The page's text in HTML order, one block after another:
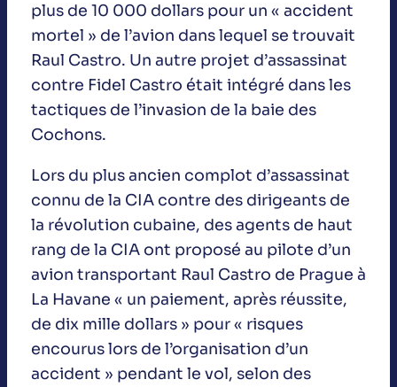
plus de 10 000 dollars pour un « accident
mortel » de l’avion dans lequel se trouvait
Raul Castro. Un autre projet d’assassinat
contre Fidel Castro était intégré dans les
tactiques de l’invasion de la baie des
Cochons.
Lors du plus ancien complot d’assassinat
connu de la CIA contre des dirigeants de
la révolution cubaine, des agents de haut
rang de la CIA ont proposé au pilote d’un
avion transportant Raul Castro de Prague à
La Havane « un paiement, après réussite,
de dix mille dollars » pour « risques
encourus lors de l’organisation d’un
accident » pendant le vol, selon des